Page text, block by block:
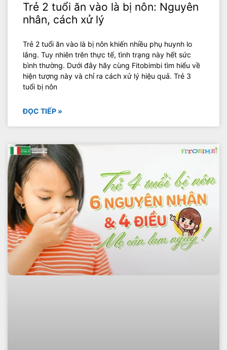
Trẻ 2 tuổi ăn vào là bị nôn: Nguyên
nhân, cách xử lý
Trẻ 2 tuổi ăn vào là bị nôn khiến nhiều phụ huynh lo
lắng. Tuy nhiên trên thực tế, tình trạng này hết sức
bình thường. Dưới đây hãy cùng Fitobimbi tìm hiểu về
hiện tượng này và chỉ ra cách xử lý hiệu quả. Trẻ 3
tuổi bị nôn
ĐỌC TIẾP »